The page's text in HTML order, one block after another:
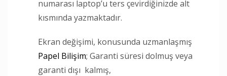
numarası laptop’u ters çevirdiğinizde alt
kısmında yazmaktadır.
Ekran değişimi, konusunda uzmanlaşmış
Papel Bilişim; Garanti süresi dolmuş veya
garanti dışı kalmış,